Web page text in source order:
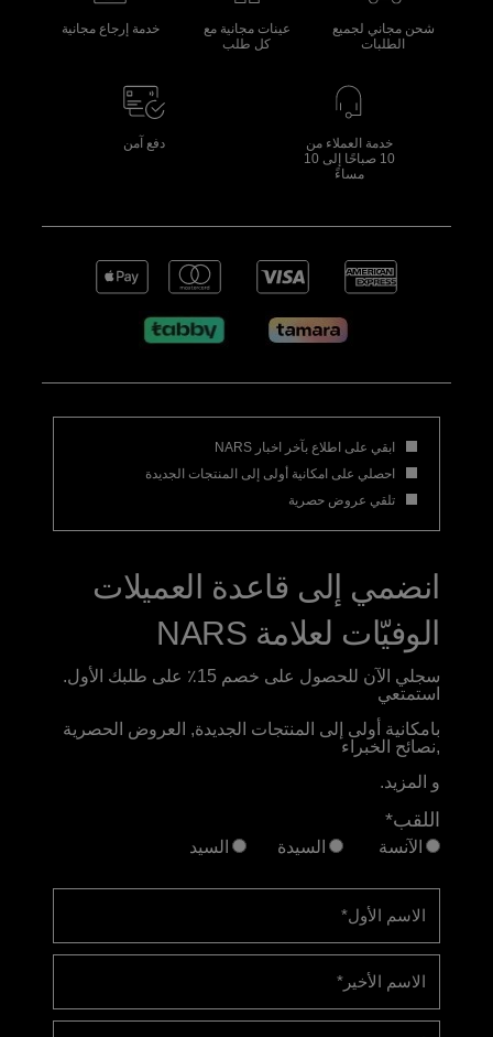
شحن مجاني لجميع
الطلبات
عينات مجانية مع
كل طلب
خدمة إرجاع مجانية
خدمة العملاء من
10 صباحًا إلى 10
مساءً
دفع آمن
ابقي على اطلاع بآخر اخبار NARS
احصلي على امكانية أولى إلى المنتجات الجديدة
تلقي عروض حصرية
انضمي إلى قاعدة العميلات
الوفيّات لعلامة NARS
سجلي الآن للحصول على خصم 15٪ على طلبك الأول.
استمتعي
بامكانية أولى إلى المنتجات الجديدة, العروض الحصرية
,نصائح الخبراء
و المزيد.
اللقب*
الآنسة السيدة السيد
الاسم الأول*
الاسم الأخير *